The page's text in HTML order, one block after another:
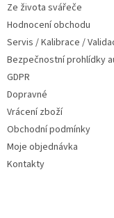
Ze života svářeče
Hodnocení obchodu
Servis / Kalibrace /
Bezpečnostní prohlídky
GDPR
Dopravné
Vrácení zboží
Obchodní podmínky
Moje objednávka
Kontakty